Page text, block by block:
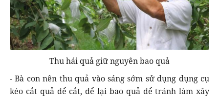
Thu hái quả giữ nguyên bao quả
- Bà con nên thu quả vào sáng sớm sử dụng dụng cụ
kéo cắt quả để cắt, để lại bao quả để tránh làm xây